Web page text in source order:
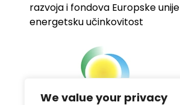
We value your privacy
razvoja i fondova Europske
energetsku učinkovitost